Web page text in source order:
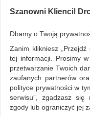
ALL CATEGORIES
FILTRY
Artykuły
ZNALEZIONYCH
Sortuj po
Szanowni Klienci!
Dbamy o Twoją
Zanim klikniesz
tej informacji. Prosimy
przetwarzanie Twoich
zaufanych partnerów
polityce prywatności w
serwisu”, zgadzasz
zgody lub ograniczyć jej